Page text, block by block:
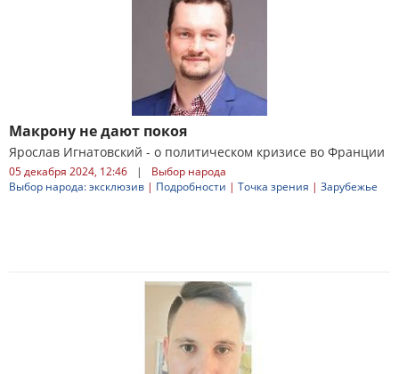
Макрону не дают покоя
Ярослав Игнатовский - о политическом кризисе во Франции
05 декабря 2024, 12:46 |
Выбор народа
Выбор народа: эксклюзив | Подробности | Точка зрения | Зарубежье